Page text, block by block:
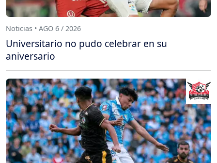
Noticias • AGO 6 / 2026
Universitario no pudo celebrar en su
aniversario